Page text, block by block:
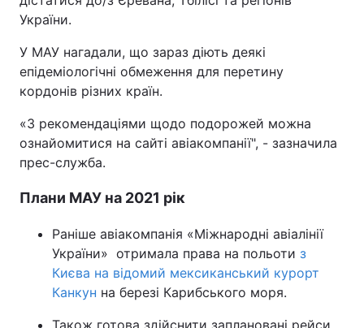
України.
У МАУ нагадали, що зараз діють деякі
епідеміологічні обмеження для перетину
кордонів різних країн.
«З рекомендаціями щодо подорожей можна
ознайомитися на сайті авіакомпанії", - зазначила
прес-служба.
Плани МАУ на 2021 рік
Раніше авіакомпанія «Міжнародні авіалінії
України» отримала права на польоти з
Києва на відомий мексиканський курорт
Канкун на березі Карибського моря.
Також готова здійснити заплановані рейси